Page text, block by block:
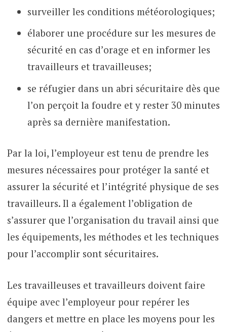
surveiller les conditions météorologiques;
élaborer une procédure sur les mesures de
sécurité en cas d’orage et en informer les
travailleurs et travailleuses;
se réfugier dans un abri sécuritaire dès que
l’on perçoit la foudre et y rester 30 minutes
après sa dernière manifestation.
Par la loi, l’employeur est tenu de prendre les
mesures nécessaires pour protéger la santé et
assurer la sécurité et l’intégrité physique de ses
travailleurs. Il a également l’obligation de
s’assurer que l’organisation du travail ainsi que
les équipements, les méthodes et les techniques
pour l’accomplir sont sécuritaires.
Les travailleuses et travailleurs doivent faire
équipe avec l’employeur pour repérer les
dangers et mettre en place les moyens pour les